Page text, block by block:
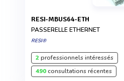
RESI-MBUS64-ETH
PASSERELLE ETHERNET
RESI®
2professionnels intéressés
490consultations récentes